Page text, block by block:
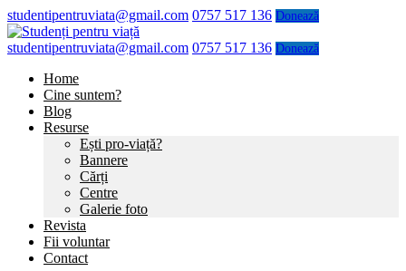
studentipentruviata@gmail.com 0757 517 136 Donează
studentipentruviata@gmail.com 0757 517 136 Donează
Home
Cine suntem?
Blog
Resurse
Ești pro-viață?
Bannere
Cărți
Centre
Galerie foto
Revista
Fii voluntar
Contact